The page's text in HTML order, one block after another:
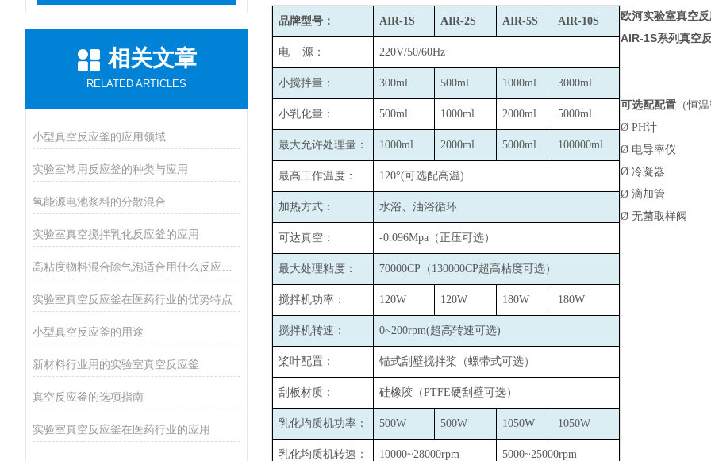
相关文章
RELATED ARTICLES
小型真空反应釜的应用领域
实验室常用反应釜的种类与应用
氢能源电池浆料的分散混合
实验室真空搅拌乳化反应釜的应用
实验室真空反应釜在医药行业的优势特点
小型真空反应釜的用途
新材料行业用的实验室真空反应釜
真空反应釜的选项指南
实验室真空反应釜在医药行业的应用
品牌型号： AIR-1S AIR-2S AIR-5S AIR-10S
电 源： 220V/50/60Hz
小搅拌量： 300ml 500ml 1000ml 3000ml
小乳化量： 500ml 1000ml 2000ml 5000ml
最大允许处理量： 1000ml 2000ml 5000ml 100000ml
最高工作温度： 120°(可选配高温)
加热方式： 水浴、油浴循环
可达真空： -0.096Mpa （正压可选）
最大处理粘度： 70000CP （130000CP超高粘度可选）
搅拌机功率： 120W 120W 180W 180W
搅拌机转速： 0~200rpm(超高转速可选)
桨叶配置： 锚式刮壁搅拌桨（螺带式可选）
刮板材质： 硅橡胶（PTFE硬刮壁可选）
乳化均质机功率： 500W 500W 1050W 1050W
乳化均质机转速： 10000~28000rpm 5000~25000rpm
欧河实验室真空
AIR-1S系列真空
可选配配置 （恒
Ø PH计
Ø 电导率仪
Ø 冷凝器
Ø 滴加管
Ø 无菌取样阀